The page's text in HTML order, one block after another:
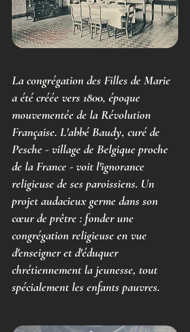
La congrégation des Filles de Marie
a été créée vers 1800, époque
mouvementée de la Révolution
Française. L'abbé Baudy, curé de
Pesche - village de Belgique proche
de la France - voit l'ignorance
religieuse de ses paroissiens. Un
projet audacieux germe dans son
cœur de prêtre : fonder une
congrégation religieuse en vue
d'enseigner et d'éduquer
chrétiennement la jeunesse, tout
spécialement les enfants pauvres.